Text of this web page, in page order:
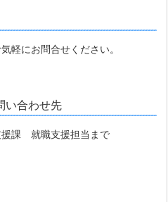
軽にお問合せください。
い合わせ先
課 就職支援担当まで